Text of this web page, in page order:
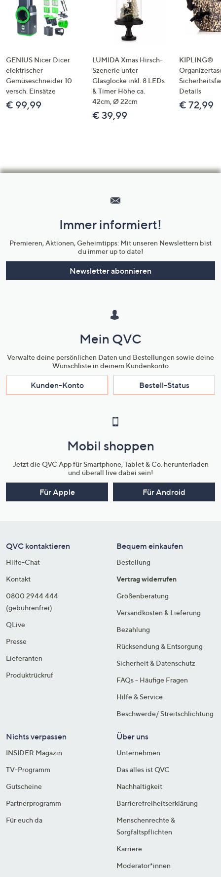
GENIUS Nicer Dicer
elektrischer
Gemüseschneider 10
versch. Einsätze
€ 99,99
LUMIDA Xmas Hirsch-
Szenerie unter
Glasglocke inkl. 8 LEDs
& Timer Höhe ca.
42cm, Ø 22cm
€ 39,99
KIPLING®
Details
€ 72,99
Unternehmensinformationen
Immer informiert!
Premieren, Aktionen, Geheimtipps: Mit unseren Newslettern bist
du immer up to date!
Newsletter abonnieren
Mein QVC
Verwalte deine persönlichen Daten und Bestellungen sowie deine
Wunschliste in deinem Kundenkonto
Kunden-Konto Bestell-Status
Mobil shoppen
Jetzt die QVC App für Smartphone, Tablet & Co. herunterladen
und überall live dabei sein!
Für Apple Für Android
QVC kontaktieren
Hilfe-Chat
Kontakt
0800 2944 444
(gebührenfrei)
QLive
Presse
Lieferanten
Produktrückruf
Bequem einkaufen
Bestellung
Vertrag widerrufen
Größenberatung
Versandkosten & Lieferung
Bezahlung
Rücksendung & Entsorgung
Sicherheit & Datenschutz
FAQs - Häufige Fragen
Hilfe & Service
Beschwerde/ Streitschlichtung
Nichts verpassen
INSIDER Magazin
TV-Programm
Gutscheine
Partnerprogramm
Für euch da
Über uns
Unternehmen
Das alles ist QVC
Nachhaltigkeit
Barrierefreiheitserklärung
Menschenrechte &
Sorgfaltspflichten
Karriere
Moderator*innen